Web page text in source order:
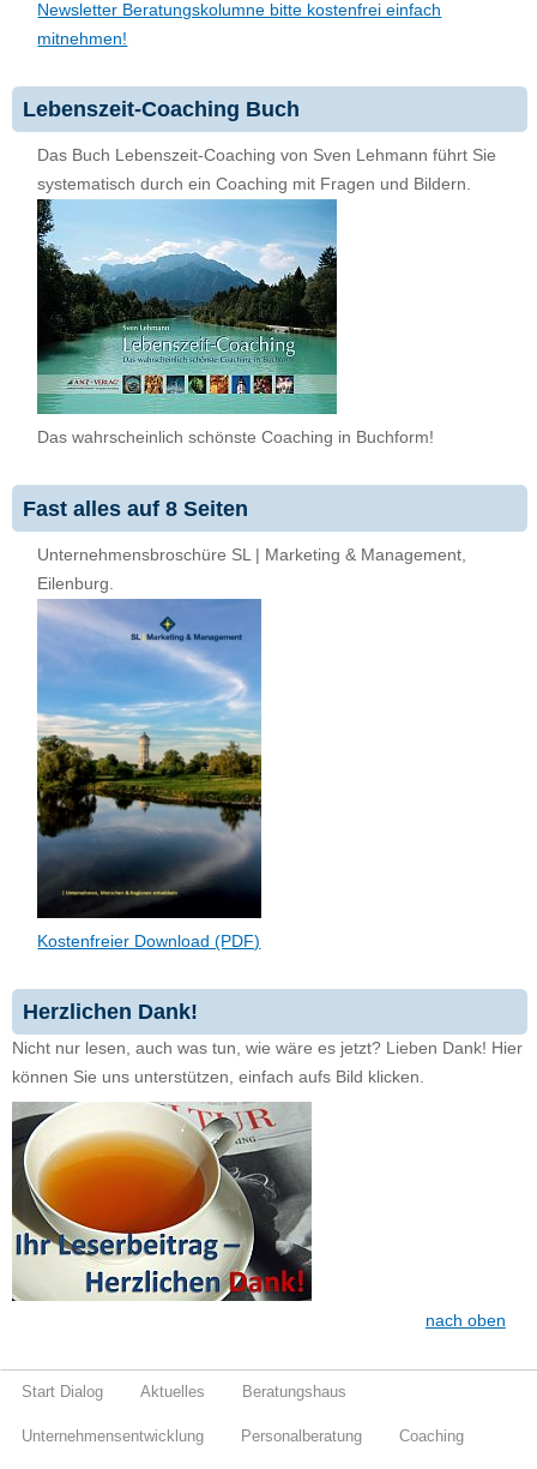
Newsletter Beratungskolumne bitte kostenfrei einfach
mitnehmen!
Lebenszeit-Coaching Buch
Das Buch Lebenszeit-Coaching von Sven Lehmann führt Sie
systematisch durch ein Coaching mit Fragen und Bildern.
Das wahrscheinlich schönste Coaching in Buchform!
Fast alles auf 8 Seiten
Unternehmensbroschüre SL | Marketing & Management,
Eilenburg.
Kostenfreier Download (PDF)
Herzlichen Dank!
Nicht nur lesen, auch was tun, wie wäre es jetzt? Lieben Dank! Hier
können Sie uns unterstützen, einfach aufs Bild klicken.
nach oben
Start Dialog Aktuelles Beratungshaus
Unternehmensentwicklung Personalberatung Coaching